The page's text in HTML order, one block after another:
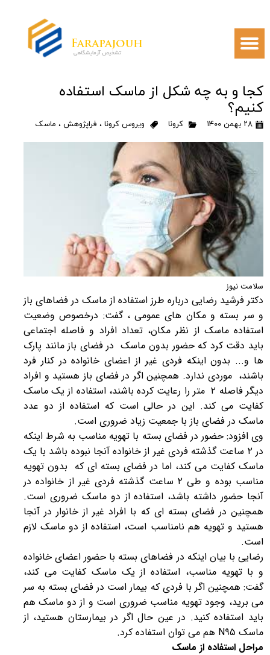
کجا و به چه شکل از ماسک استفاده
کنیم؟
۲۸ بهمن ۱۴۰۰ کرونا ویروس کرونا ، فراپژوهش ، ماسک
سلامت نیوز
دکتر فرشید رضایی درباره طرز استفاده از ماسک در فضاهای باز
و سر بسته و مکان های عمومی ، گفت: درخصوص وضعیت
استفاده ماسک از نظر مکان، تعداد افراد و فاصله اجتماعی
باید دقت کرد که حضور بدون ماسک در فضای باز مانند پارک
ها و... بدون اینکه فردی غیر از اعضای خانواده در کنار فرد
باشند، موردی ندارد. همچنین اگر در فضای باز هستید و افراد
دیگر فاصله ۲ متر را رعایت کرده باشند، استفاده از یک ماسک
کفایت می کند. این در حالی است که استفاده از دو عدد
ماسک در فضای باز با جمعیت زیاد ضروری است.
وی افزود: حضور در فضای بسته با تهویه مناسب به شرط اینکه
در ۲ ساعت گذشته فردی غیر از خانواده آنجا نبوده باشد با یک
ماسک کفایت می کند، اما در فضای بسته ای که بدون تهویه
مناسب بوده و طی ۲ ساعت گذشته فردی غیر از خانواده در
آنجا حضور داشته باشد، استفاده از دو ماسک ضروری است.
همچنین در فضای بسته ای که با افراد غیر از خانوار در آنجا
هستید و تهویه هم نامناسب است، استفاده از دو ماسک لازم
است.
رضایی با بیان اینکه در فضاهای بسته با حضور اعضای خانواده
و با تهویه مناسب، استفاده از یک ماسک کفایت می کند،
گفت: همچنین اگر با فردی که بیمار است در فضای بسته به سر
می برید، وجود تهویه مناسب ضروری است و از دو ماسک هم
باید استفاده کنید. در عین حال اگر در بیمارستان هستید، از
ماسک N۹۵ هم می توان استفاده کرد.
مراحل استفاده از ماسک